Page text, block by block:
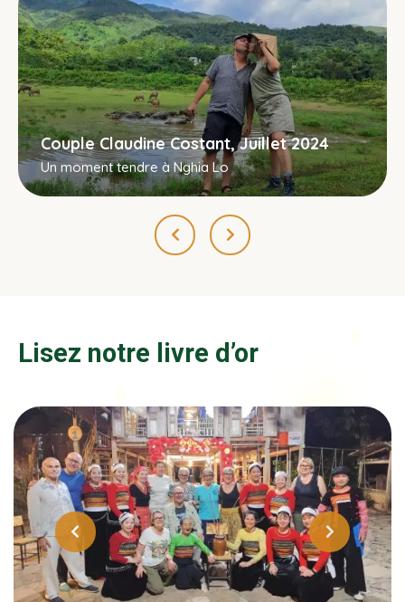
Couple Claudine Costant, Juillet 2024
Un moment tendre à Nghia Lo
Lisez notre livre d’or